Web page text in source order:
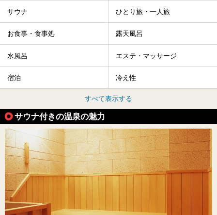
サウナ ひとり旅・一人旅
お食事・食事処 露天風呂
水風呂 エステ・マッサージ
宿泊 冷え性
すべて表示する
サウナ付きの温泉の魅力